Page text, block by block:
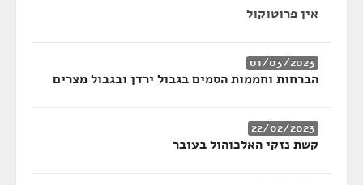
אין פרוטוקול
01/03/2023
הברחות וחממות הסמים בגבול ירדן ובגבול מצרים
22/02/2023
קשת נזקי האלכוהול בעובר